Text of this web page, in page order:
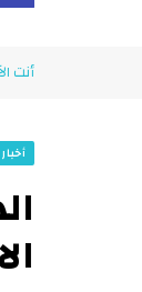
أنت
أخبار